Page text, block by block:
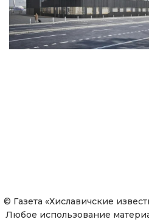
© Газета «Хиславичские
Любое использование